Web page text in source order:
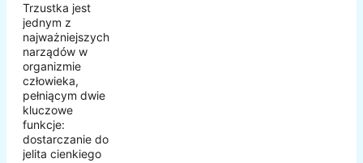
Trzustka jest
jednym z
najważniejszych
narządów w
organizmie
człowieka,
pełniącym dwie
kluczowe
funkcje:
dostarczanie do
jelita cienkiego